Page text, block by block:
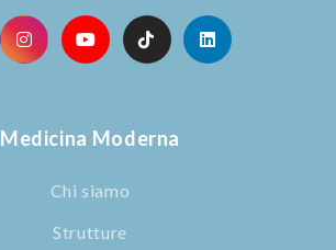
Medicina Moderna
Chi siamo
Strutture